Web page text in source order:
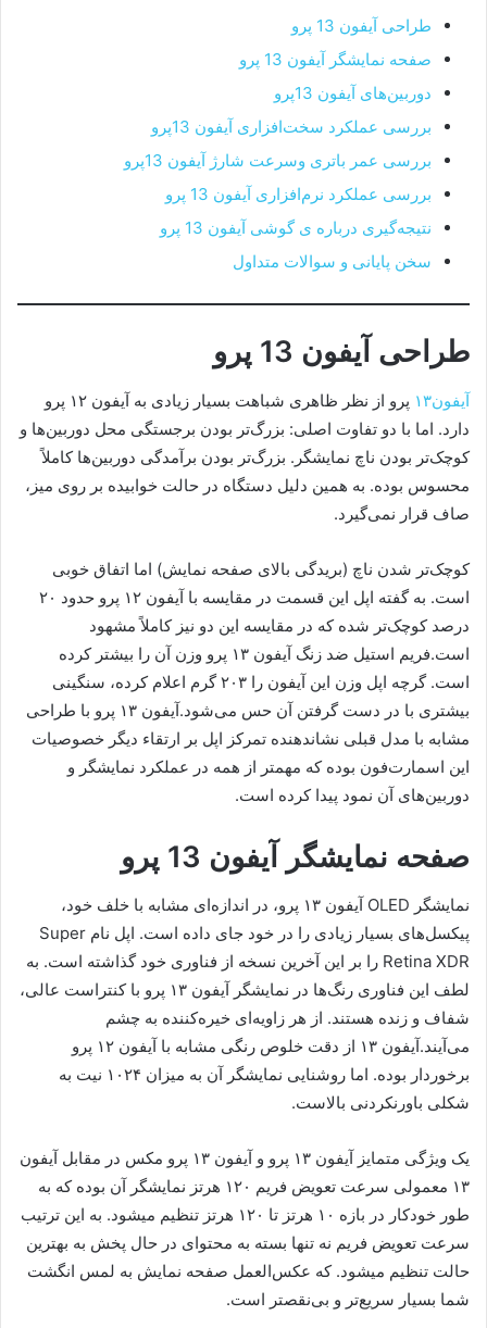
طراحی آیفون 13 پرو
صفحه نمایشگر آیفون 13 پرو
دوربین‌های آیفون 13پرو
بررسی عملکرد سخت‌افزاری آیفون 13پرو
بررسی عمر باتری وسرعت شارژ آیفون 13پرو
بررسی عملکرد نرم‌افزاری آیفون 13 پرو
نتیجه‌گیری درباره ی گوشی آیفون 13 پرو
سخن پایانی و سوالات متداول
طراحی آیفون 13 پرو
آیفون۱۳
پرو از نظر ظاهری شباهت بسیار زیادی به آیفون ۱۲ پرو
دارد. اما با دو تفاوت اصلی: بزرگ‌تر بودن برجستگی محل دوربین‌ها و
کوچک‌تر بودن ناچ نمایشگر. بزرگ‌تر بودن برآمدگی دوربین‌ها کاملاً
محسوس بوده. به همین دلیل دستگاه در حالت خوابیده بر روی میز،
صاف قرار نمی‌گیرد.
کوچک‌تر شدن ناچ (بریدگی بالای صفحه نمایش) اما اتفاق خوبی
است. به گفته اپل این قسمت در مقایسه با آیفون ۱۲ پرو حدود ۲۰
درصد کوچک‌تر شده که در مقایسه این دو نیز کاملاً مشهود
است.فریم استیل ضد زنگ آیفون ۱۳ پرو وزن آن را بیشتر کرده
است. گرچه اپل وزن این آیفون را ۲۰۳ گرم اعلام کرده، سنگینی
بیشتری با در دست گرفتن آن حس می‌شود.آیفون ۱۳ پرو با طراحی
مشابه با مدل قبلی نشاندهنده تمرکز اپل بر ارتقاء دیگر خصوصیات
این اسمارت‌فون بوده که مهم‎تر از همه در عملکرد نمایشگر و
دوربین‌های آن نمود پیدا کرده است.
صفحه نمایشگر آیفون 13 پرو
نمایشگر OLED آیفون ۱۳ پرو، در اندازه‌ای مشابه با خلف خود،
پیکسل‌های بسیار زیادی را در خود جای داده است. اپل نام Super
Retina XDR را بر این آخرین نسخه از فناوری خود گذاشته است. به
لطف این فناوری رنگ‌ها در نمایشگر آیفون ۱۳ پرو با کنتراست عالی،
شفاف و زنده هستند. از هر زاویه‌ای خیر‌ه‌کننده به چشم
می‌آیند.آیفون ۱۳ از دقت خلوص رنگی مشابه با آیفون ۱۲ پرو
برخوردار بوده. اما روشنایی نمایشگر آن به میزان ۱۰۲۴ نیت به
شکلی باورنکردنی بالاست.
یک ویژگی متمایز آیفون ۱۳ پرو و آیفون ۱۳ پرو مکس در مقابل آیفون
۱۳ معمولی سرعت تعویض فریم ۱۲۰ هرتز نمایشگر آن بوده که به
طور خودکار در بازه ۱۰ هرتز تا ۱۲۰ هرتز تنظیم می‎شود. به این ترتیب
سرعت تعویض فریم نه تنها بسته به محتوای در حال پخش به بهترین
حالت تنظیم می‎شود. که عکس‌العمل صفحه نمایش به لمس انگشت
شما بسیار سریع‎‌تر و بی‌نقص‎تر است.